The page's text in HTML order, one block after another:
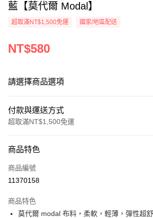
藍【莫代爾 Modal】
超取滿NT$1,500免運 國家/地區配送
NT$580
請選擇商品選項
付款與運送方式
超取滿NT$1,500免運
信用卡一次付款
超商取貨付款
ATM付款
商品特色
商品編號
11370158
商品特色
莫代爾 modal 布料，柔軟，輕薄，彈性超舒